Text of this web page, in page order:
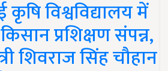
कृषि विश्वविद्यालय में
प्रशिक्षण संपन्न,
शिवराज सिंह चौहान